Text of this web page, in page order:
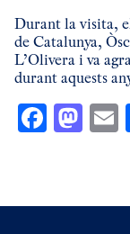
Durant la visita,
de Catalunya,
L’Olivera i va
durant aquests